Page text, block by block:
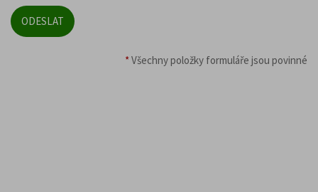
*Všechny položky formuláře jsou povinné